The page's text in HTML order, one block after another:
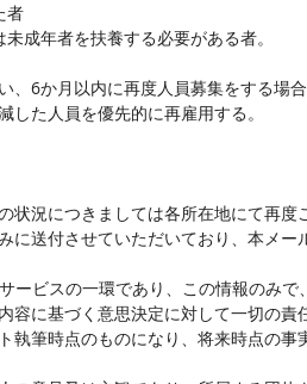
者
成年者を扶養する必要がある者。
、6か月以内に再度人員募集をする場
た人員を優先的に再雇用する。
況につきましては各所在地にて再度
送付させていただいており、本メー
ビスの一環であり、この情報のみで
に基づく意思決定に対して一切の責
筆時点のものになり、将来時点の事